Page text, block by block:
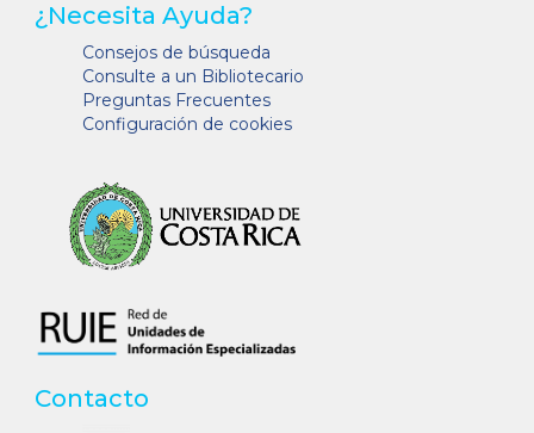
¿Necesita Ayuda?
Consejos de búsqueda
Consulte a un Bibliotecario
Preguntas Frecuentes
Configuración de cookies
Contacto